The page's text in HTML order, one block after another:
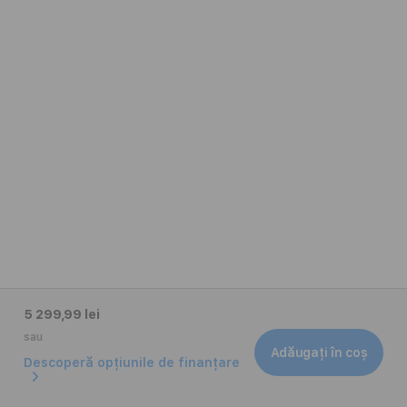
5 299,99 lei
sau
Descoperă opțiunile de finanțare
Adăugați în coș